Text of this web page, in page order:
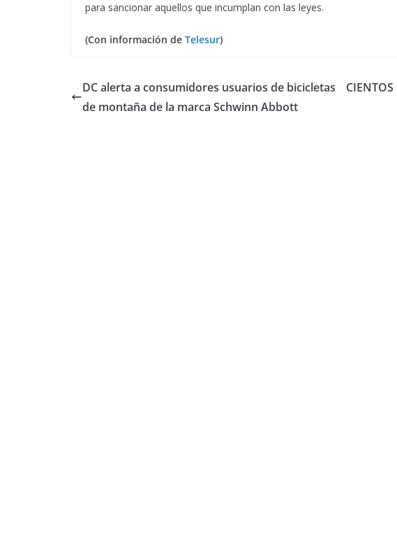
para sancionar aquellos que incumplan con las leyes.
(Con información de Telesur)
DC alerta a consumidores usuarios de bicicletas
de montaña de la marca Schwinn Abbott